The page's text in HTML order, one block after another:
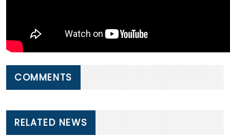
COMMENTS
RELATED NEWS